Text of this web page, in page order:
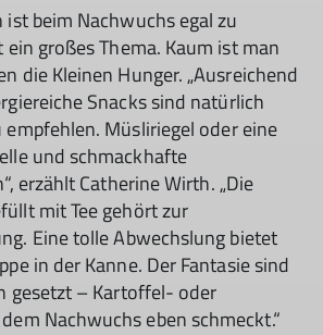
ist beim Nachwuchs egal zu
ein großes Thema. Kaum ist man
die Kleinen Hunger. „Ausreichend
Snacks sind natürlich
Müsliriegel oder eine
und schmackhafte
erzählt Catherine Wirth. „Die
mit Tee gehört zur
Eine tolle Abwechslung bietet
in der Kanne. Der Fantasie sind
gesetzt – Kartoffel- oder
Nachwuchs eben schmeckt.“